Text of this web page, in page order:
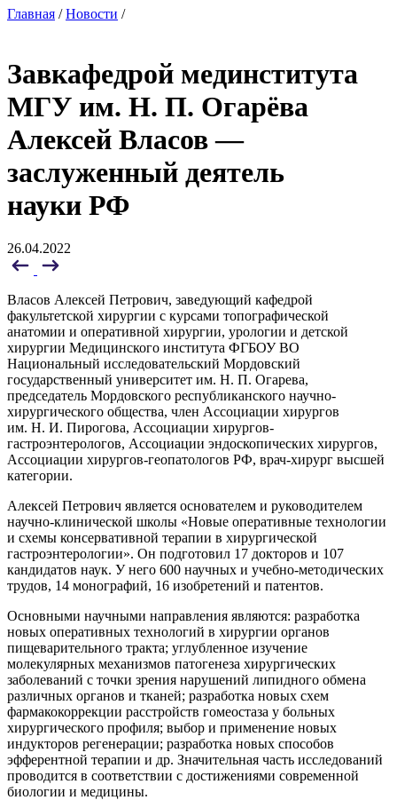
Главная /Новости /
Завкафедрой мединститута
МГУ им. Н. П. Огарёва
Алексей Власов —
заслуженный деятель
науки РФ
26.04.2022
Власов Алексей Петрович, заведующий кафедрой
факультетской хирургии с курсами топографической
анатомии и оперативной хирургии, урологии и детской
хирургии Медицинского института ФГБОУ ВО
Национальный исследовательский Мордовский
государственный университет им. Н. П. Огарева,
председатель Мордовского республиканского научно-
хирургического общества, член Ассоциации хирургов
им. Н. И. Пирогова, Ассоциации хирургов-
гастроэнтерологов, Ассоциации эндоскопических хирургов,
Ассоциации хирургов-геопатологов РФ, врач-хирург высшей
категории.
Алексей Петрович является основателем и руководителем
научно-клинической школы «Новые оперативные технологии
и схемы консервативной терапии в хирургической
гастроэнтерологии». Он подготовил 17 докторов и 107
кандидатов наук. У него 600 научных и учебно-методических
трудов, 14 монографий, 16 изобретений и патентов.
Основными научными направления являются: разработка
новых оперативных технологий в хирургии органов
пищеварительного тракта; углубленное изучение
молекулярных механизмов патогенеза хирургических
заболеваний с точки зрения нарушений липидного обмена
различных органов и тканей; разработка новых схем
фармакокоррекции расстройств гомеостаза у больных
хирургического профиля; выбор и применение новых
индукторов регенерации; разработка новых способов
эфферентной терапии и др. Значительная часть исследований
проводится в соответствии с достижениями современной
биологии и медицины.